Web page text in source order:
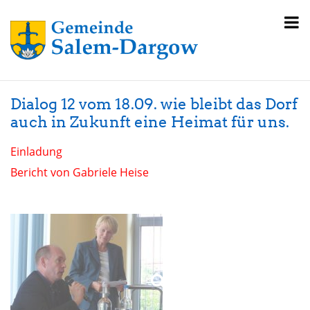
Dialog 12 vom 18.09. wie bleibt das Dorf
auch in Zukunft eine Heimat für uns.
Einladung
Bericht von Gabriele Heise